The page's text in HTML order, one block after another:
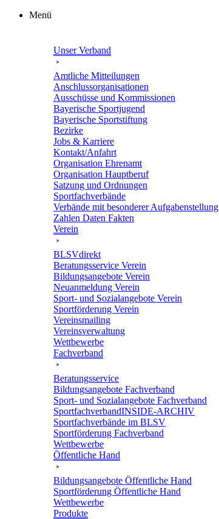
Zum
Menü
Unser Verband
Amtli­che Mitteilungen
Anschluss­or­ga­ni­sa­tio­nen
Ausschüsse und Kommissionen
Baye­ri­sche Sportjugend
Baye­ri­sche Sportstiftung
Bezirke
Jobs & Karriere
Kontakt/​​Anfahrt
Orga­ni­sa­tion Ehrenamt
Orga­ni­sa­tion Hauptberuf
Satzung und Ordnungen
Sport­fach­ver­bände
Verbände mit beson­de­rer Aufgabenstellung
Zahlen Daten Fakten
Verein
BLSVdi­rekt
Bera­tungs­ser­vice Verein
Bildungs­an­ge­bote Verein
Neuan­mel­dung Verein
Sport- und Sozi­al­an­ge­bote Verein
Sport­för­de­rung Verein
Vereins­mai­ling
Vereins­ver­wal­tung
Wett­be­werbe
Fach­ver­band
Bera­tungs­ser­vice
Bildungs­an­ge­bote Fachverband
Sport- und Sozi­al­an­ge­bote Fachverband
Sport­fach­ver­ban­d­IN­SIDE-ARCHIV
Sport­fach­ver­bände im BLSV
Sport­för­de­rung Fachverband
Wett­be­werbe
Öffent­li­che Hand
Bildungs­an­ge­bote Öffent­li­che Hand
Sport­för­de­rung Öffent­li­che Hand
Wett­be­werbe
Produkte